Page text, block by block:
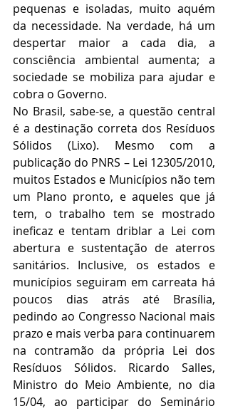
pequenas e isoladas, muito aquém
da necessidade. Na verdade, há um
despertar maior a cada dia, a
consciência ambiental aumenta; a
sociedade se mobiliza para ajudar e
cobra o Governo.
No Brasil, sabe-se, a questão central
é a destinação correta dos Resíduos
Sólidos (Lixo). Mesmo com a
publicação do PNRS – Lei 12305/2010,
muitos Estados e Municípios não tem
um Plano pronto, e aqueles que já
tem, o trabalho tem se mostrado
ineficaz e tentam driblar a Lei com
abertura e sustentação de aterros
sanitários. Inclusive, os estados e
municípios seguiram em carreata há
poucos dias atrás até Brasília,
pedindo ao Congresso Nacional mais
prazo e mais verba para continuarem
na contramão da própria Lei dos
Resíduos Sólidos. Ricardo Salles,
Ministro do Meio Ambiente, no dia
15/04, ao participar do Seminário